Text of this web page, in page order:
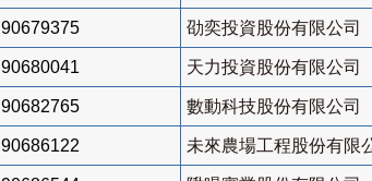
90679375 劭奕投資股份有限公司
90680041 天力投資股份有限公司
90682765 數動科技股份有限公司
90686122 未來農場工程股份有限